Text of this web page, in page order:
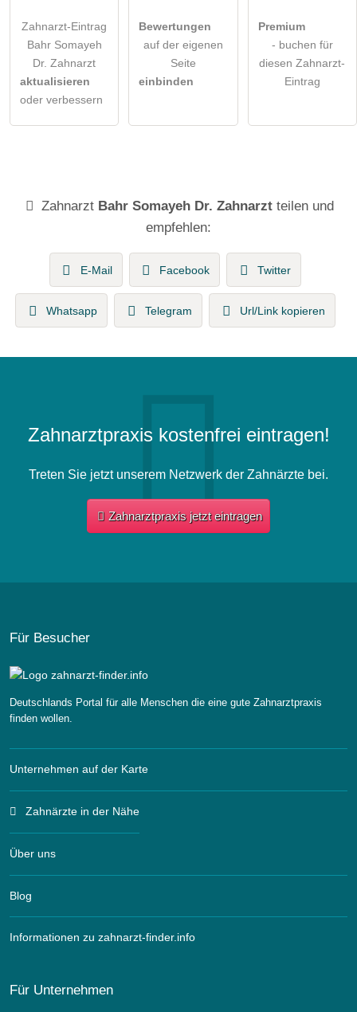
Zahnarzt-Eintrag
Bahr Somayeh
Dr. Zahnarzt
aktualisieren
oder verbessern
Bewertungen
auf der eigenen
Seite
einbinden
Premium
- buchen für
diesen Zahnarzt-
Eintrag
Zahnarzt Bahr Somayeh Dr. Zahnarzt teilen und
empfehlen:
E-Mail Facebook Twitter
Whatsapp Telegram Url/Link kopieren
Zahnarztpraxis kostenfrei eintragen!
Treten Sie jetzt unserem Netzwerk der Zahnärzte bei.
Zahnarztpraxis jetzt eintragen
Für Besucher
Deutschlands Portal für alle Menschen die eine gute Zahnarztpraxis
finden wollen.
Unternehmen auf der Karte
Zahnärzte in der Nähe
Über uns
Blog
Informationen zu zahnarzt-finder.info
Für Unternehmen